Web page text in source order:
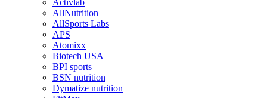
Activlab
AllNutrition
AllSports Labs
APS
Atomixx
Biotech USA
BPI sports
BSN nutrition
Dymatize nutrition